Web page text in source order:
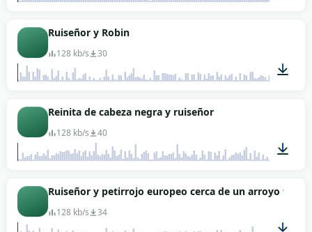
Ruiseñor y Robin
128 kb/s 30
Reinita de cabeza negra y ruiseñor
128 kb/s 40
05:09
Ruiseñor y petirrojo europeo cerca de un arroyo
128 kb/s 34